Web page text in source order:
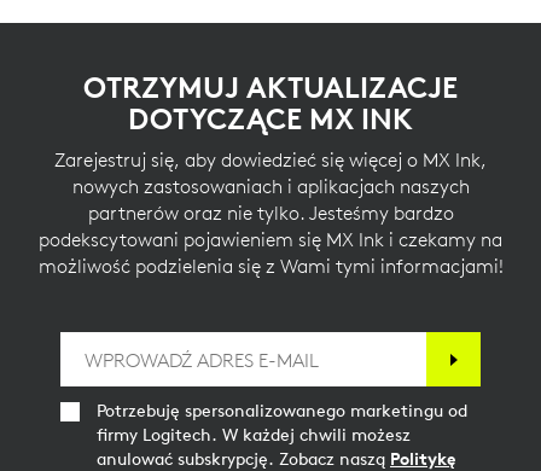
OTRZYMUJ AKTUALIZACJE
DOTYCZĄCE MX INK
Zarejestruj się, aby dowiedzieć się więcej o MX Ink,
nowych zastosowaniach i aplikacjach naszych
partnerów oraz nie tylko. Jesteśmy bardzo
podekscytowani pojawieniem się MX Ink i czekamy na
możliwość podzielenia się z Wami tymi informacjami!
Potrzebuję spersonalizowanego marketingu od
firmy Logitech. W każdej chwili możesz
anulować subskrypcję. Zobacz naszą Politykę